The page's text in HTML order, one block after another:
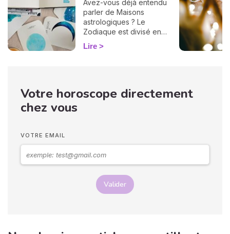
Avez-vous déjà entendu
parler de Maisons
astrologiques ? Le
Zodiaque est divisé en
douze Maisons et chacune
correspond à une sphère
naissance, elles jouent un
rôle très important pour
Lire
Votre horoscope directement
chez vous
VOTRE EMAIL
Valider